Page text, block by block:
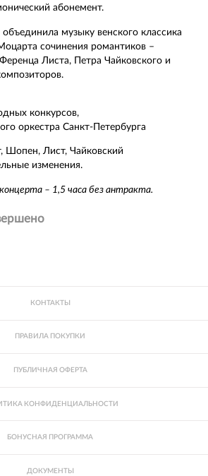
абонемент.
музыку венского классика
сочинения романтиков –
Листа, Петра Чайковского и
конкурсов,
оркестра Санкт-Петербурга
Шопен, Лист, Чайковский
изменения.
– 1,5 часа без антракта.
КОНТАКТЫ
ПРАВИЛА ПОКУПКИ
ПУБЛИЧНАЯ ОФЕРТА
КОНФИДЕНЦИАЛЬНОСТИ
БОНУСНАЯ ПРОГРАММА
ДОКУМЕНТЫ